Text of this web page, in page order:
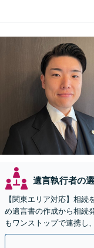
遺言執行者の
【関東エリア対応】相
め遺言書の作成から相続
もワンストップで連携し
応】【出張相談OK】